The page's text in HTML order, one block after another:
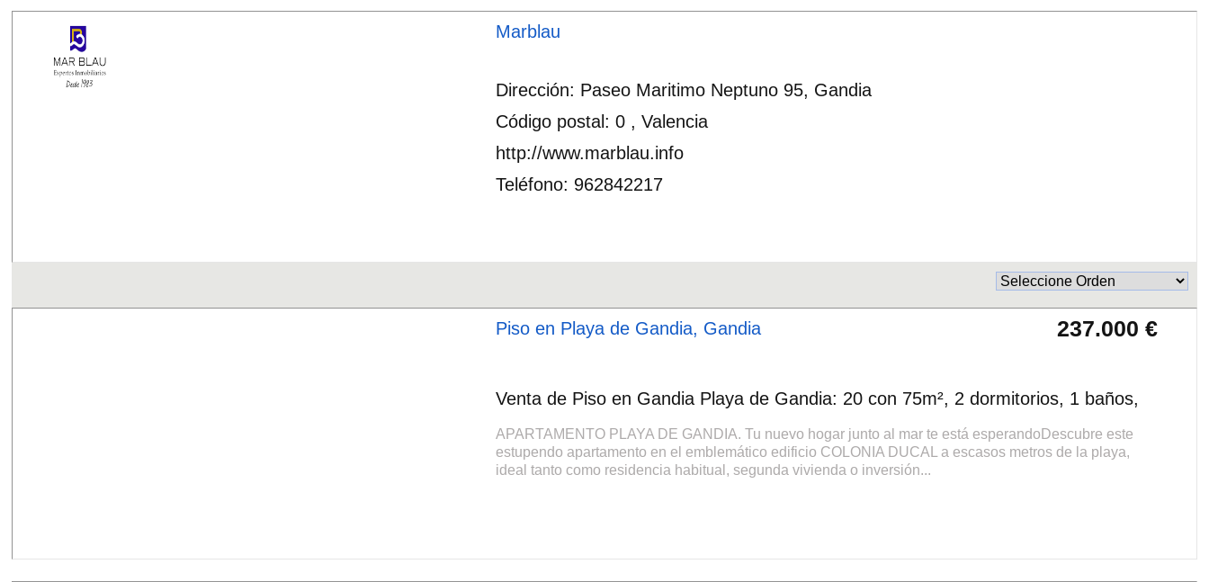
Marblau
Dirección: Paseo Maritimo Neptuno 95, Gandia
Código postal: 0 , Valencia
http://www.marblau.info
Teléfono: 962842217
Piso en Playa de Gandia, Gandia 237.000 €
Venta de Piso en Gandia Playa de Gandia: 20 con 75m², 2 dormitorios, 1 baños,
APARTAMENTO PLAYA DE GANDIA. Tu nuevo hogar junto al mar te está esperandoDescubre este
estupendo apartamento en el emblemático edificio COLONIA DUCAL a escasos metros de la playa,
ideal tanto como residencia habitual, segunda vivienda o inversión...